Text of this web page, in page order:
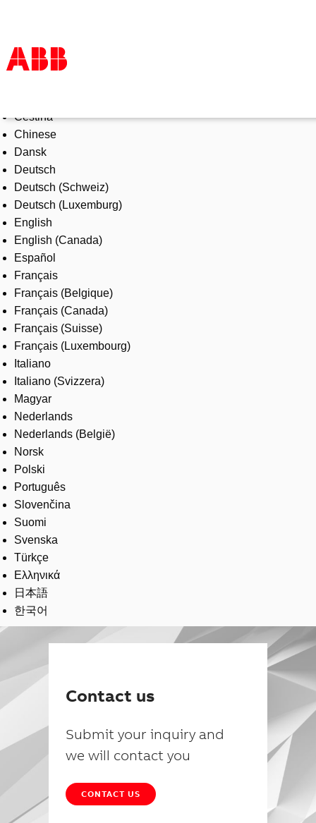
Products & Solutions
Industries
Services
About us
Where to buy
Contact us
Careers
Čeština
Chinese
Dansk
Deutsch
Deutsch (Schweiz)
Deutsch (Luxemburg)
English
English (Canada)
Español
Français
Français (Belgique)
Français (Canada)
Français (Suisse)
Français (Luxembourg)
Italiano
Italiano (Svizzera)
Magyar
Nederlands
Nederlands (België)
Norsk
Polski
Português
Slovenčina
Suomi
Svenska
Türkçe
Ελληνικά
日本語
한국어
Contact us
Submit your inquiry and
we will contact you
CONTACT US